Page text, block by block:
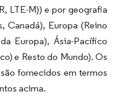
LTE-M)) e por geografia
Canadá), Europa (Reino
Europa), Ásia-Pacífico
e Resto do Mundo). Os
fornecidos em termos
acima.